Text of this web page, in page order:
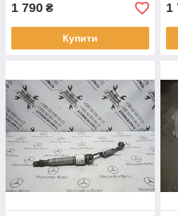
1 790 ₴
Купити
1